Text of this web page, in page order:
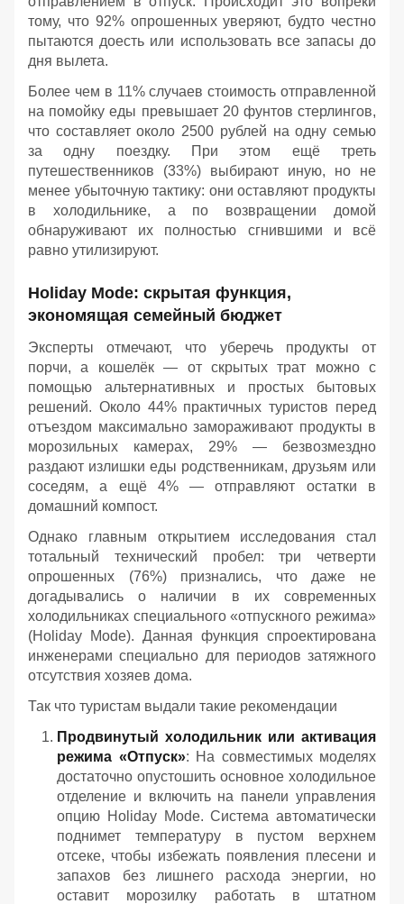
тому, что 92% опрошенных уверяют, будто честно
пытаются доесть или использовать все запасы до
дня вылета.
Более чем в 11% случаев стоимость отправленной
на помойку еды превышает 20 фунтов стерлингов,
что составляет около 2500 рублей на одну семью
за одну поездку. При этом ещё треть
путешественников (33%) выбирают иную, но не
менее убыточную тактику: они оставляют продукты
в холодильнике, а по возвращении домой
обнаруживают их полностью сгнившими и всё
равно утилизируют.
Holiday Mode: скрытая функция,
экономящая семейный бюджет
Эксперты отмечают, что уберечь продукты от
порчи, а кошелёк — от скрытых трат можно с
помощью альтернативных и простых бытовых
решений. Около 44% практичных туристов перед
отъездом максимально замораживают продукты в
морозильных камерах, 29% — безвозмездно
раздают излишки еды родственникам, друзьям или
соседям, а ещё 4% — отправляют остатки в
домашний компост.
Однако главным открытием исследования стал
тотальный технический пробел: три четверти
опрошенных (76%) признались, что даже не
догадывались о наличии в их современных
холодильниках специального «отпускного режима»
(Holiday Mode). Данная функция спроектирована
инженерами специально для периодов затяжного
отсутствия хозяев дома.
Так что туристам выдали такие рекомендации
Продвинутый холодильник или активация
режима «Отпуск»: На совместимых моделях
достаточно опустошить основное холодильное
отделение и включить на панели управления
опцию Holiday Mode. Система автоматически
поднимет температуру в пустом верхнем
отсеке, чтобы избежать появления плесени и
запахов без лишнего расхода энергии, но
оставит морозилку работать в штатном